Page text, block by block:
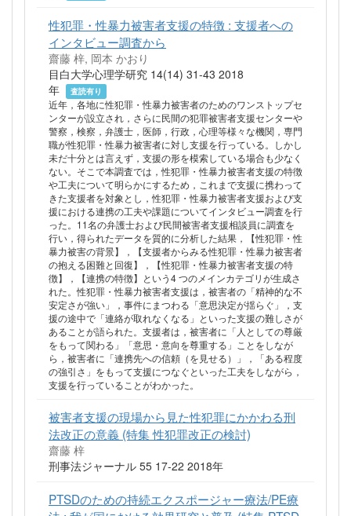
性犯罪・性暴力被害者支援の特徴 : 支援者への
インタビュー調査から
齋藤 梓, 岡本 かおり
目白大学心理学研究 14(14) 31-43 2018
年
査読有り
近年，各地に性犯罪・性暴力被害者のためのワンストップセ
ンターが設立され，さらに民間の犯罪被害者支援センターや
警察，検察，弁護士，医師，行政，心理等様々な機関，専門
職が性犯罪・性暴力被害者に対し支援を行っている。しかし
未だ十分とは言えず，支援の形を模索している場合も少なく
ない。そこで本調査では，性犯罪・性暴力被害者支援の特徴
や工夫について明らかにするため，これまで支援に携わって
きた支援者を対象とし，性犯罪・性暴力被害者支援および支
援における連携の工夫や課題についてインタビュー調査を行
った。11名の弁護士および民間被害者支援相談員に調査を
行い，得られたデータを質的に分析した結果，【性犯罪・性
暴力被害の背景】，【支援者からみる性犯罪・性暴力被害者
の抱える困難と回復】，【性犯罪・性暴力被害者支援の特
徴】，【連携の特徴】という4 つのメインカテゴリが生成さ
れた。性犯罪・性暴力被害者支援は，被害者の「精神的な不
安定さが強い」，事件にまつわる「意思決定が揺らぐ」，支
援の途中で「連絡が取れなくなる」といった支援の難しさが
あることが語られた。支援者は，被害者に「人としての尊厳
をもって関わる」「意思・意向を尊重する」ことをしなが
ら，被害者に「連携先への信頼（を見せる）」，「ある程度
の強引さ」をもって支援につなぐといった工夫をしながら，
支援を行っていることがわかった。
被害者支援の現場から見た性犯罪にかかわる刑
法改正の意義 (特集 性犯罪改正の検討)
齋藤 梓
刑事法ジャーナル 55 17-22 2018年
PTSDのための持続エクスポージャー療法/PE療